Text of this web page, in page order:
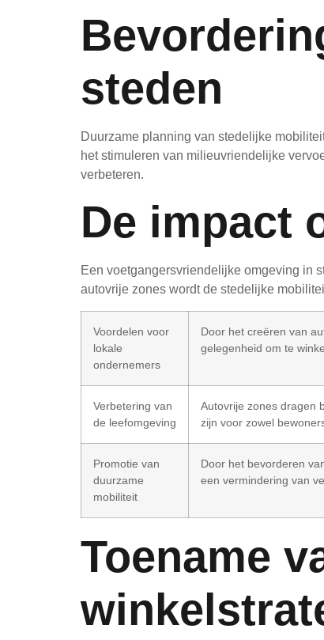
steden
Duurzame planning van stedelijke
het stimuleren van milieuvriendelijke
verbeteren.
De impact
Een voetgangersvriendelijke omgeving in
autovrije zones wordt de stedelijke
Voordelen voor
lokale
ondernemers
Door het creëren van
gelegenheid om te
Verbetering van
de leefomgeving
Autovrije zones dragen
zijn voor zowel
Promotie van
duurzame
mobiliteit
Door het bevorderen
een vermindering van
Toename